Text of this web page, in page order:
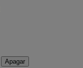
Apagar